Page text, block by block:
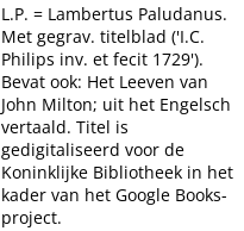
L.P. = Lambertus Paludanus.
Met gegrav. titelblad ('I.C.
Philips inv. et fecit 1729').
Bevat ook: Het Leeven van
John Milton; uit het Engelsch
vertaald. Titel is
gedigitaliseerd voor de
Koninklijke Bibliotheek in het
kader van het Google Books-
project.